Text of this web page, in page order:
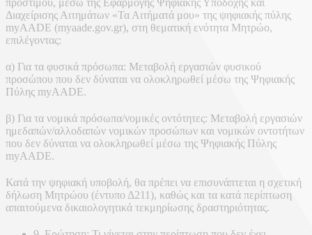
Διαχείρισης Αιτημάτων «Τα Αιτήματά μου» της ψηφιακής πύλης
myAADE (myaade.gov.gr), στη θεματική ενότητα Μητρώο,
επιλέγοντας:
α) Για τα φυσικά πρόσωπα: Μεταβολή εργασιών φυσικού
προσώπου που δεν δύναται να ολοκληρωθεί μέσω της Ψηφιακής
Πύλης myAADE.
β) Για τα νομικά πρόσωπα/νομικές οντότητες: Μεταβολή εργασιών
ημεδαπών/αλλοδαπών νομικών προσώπων και νομικών οντοτήτων
που δεν δύναται να ολοκληρωθεί μέσω της Ψηφιακής Πύλης
myAADE.
Κατά την ψηφιακή υποβολή, θα πρέπει να επισυνάπτεται η σχετική
δήλωση Μητρώου (έντυπο Δ211), καθώς και τα κατά περίπτωση
απαιτούμενα δικαιολογητικά τεκμηρίωσης δραστηριότητας.